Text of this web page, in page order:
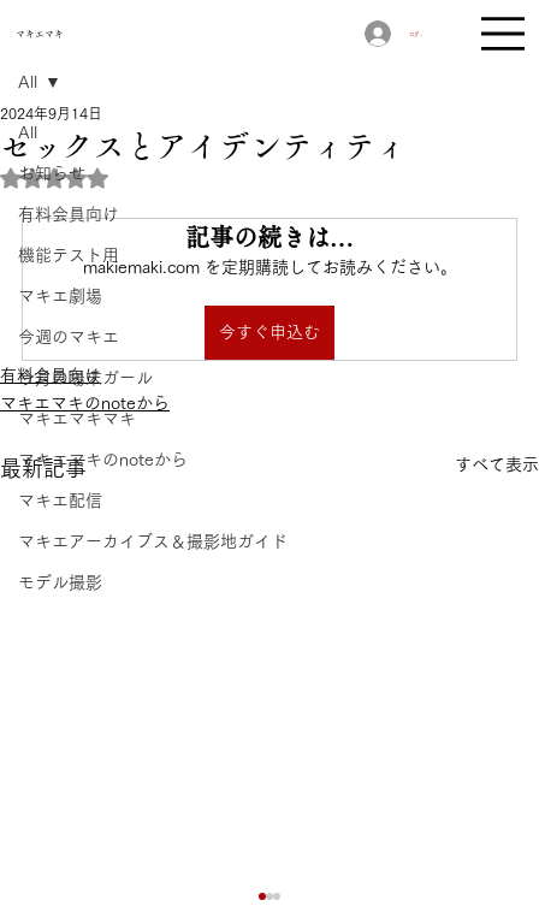
​マキエマキ ログイン
All
お知らせ
有料会員向け
機能テスト用
マキエ劇場
今週のマキエ
今月の場末ガール
マキエマキマキ
マキエマキのnoteから
マキエ配信
マキエアーカイブス＆撮影地ガイド
モデル撮影
All
セックスとアイデンティティ
2024年9月14日
5つ星のうちNaNと評価されています。
記事の続きは…
makiemaki.com を定期購読してお読みください。
今すぐ申込む
有料会員向け
マキエマキのnoteから
最新記事 すべて表示